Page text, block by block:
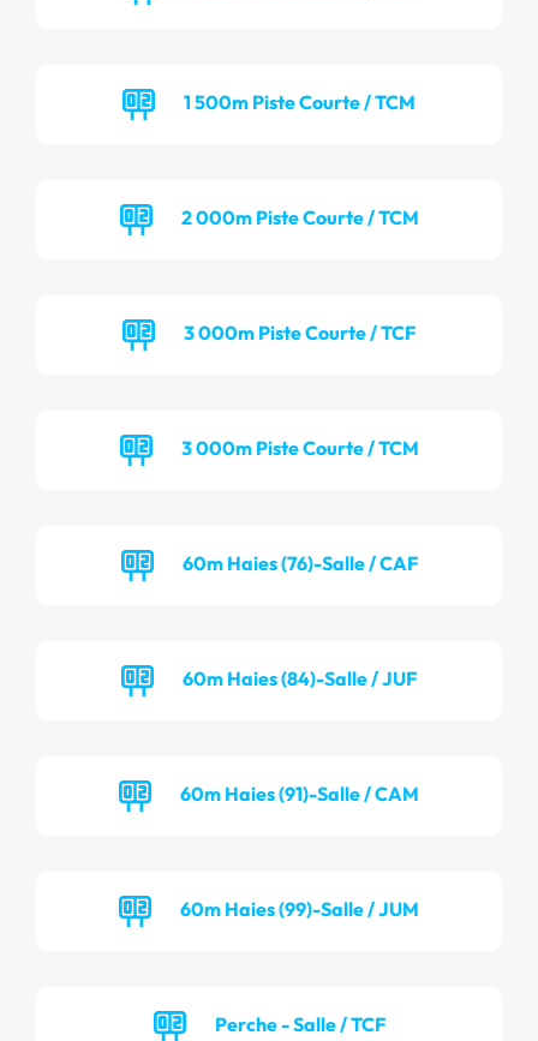
1 500m Piste Courte / TCM
2 000m Piste Courte / TCM
3 000m Piste Courte / TCF
3 000m Piste Courte / TCM
60m Haies (76)-Salle / CAF
60m Haies (84)-Salle / JUF
60m Haies (91)-Salle / CAM
60m Haies (99)-Salle / JUM
Perche - Salle / TCF